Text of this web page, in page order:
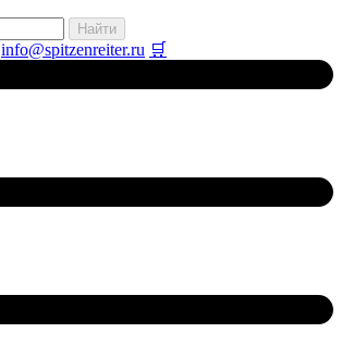
info@spitzenreiter.ru 🛒